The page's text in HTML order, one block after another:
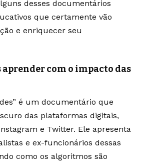
desses documentários
que certamente vão
e enriquecer seu
aprender com o impacto das
é um documentário que
das plataformas digitais,
e Twitter. Ele apresenta
e ex-funcionários dessas
como os algoritmos são